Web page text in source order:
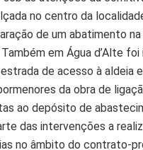
no centro da
de um abatimento
em Água d’Alte
de acesso à aldeia
da obra de
ao depósito de
das intervenções a
no âmbito do contrato-